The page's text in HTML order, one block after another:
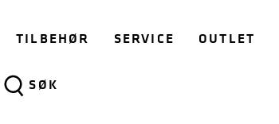
TILBEHØR SERVICE OUTLET
SØK